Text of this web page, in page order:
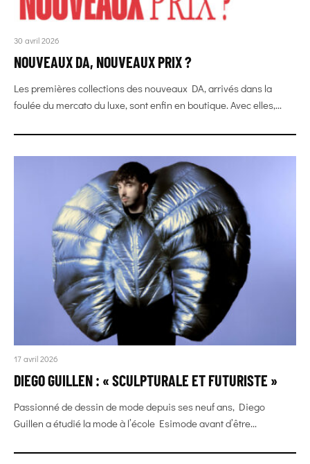
30 avril 2026
NOUVEAUX DA, NOUVEAUX PRIX ?
Les premières collections des nouveaux DA, arrivés dans la
foulée du mercato du luxe, sont enfin en boutique. Avec elles,...
17 avril 2026
DIEGO GUILLEN : « SCULPTURALE ET FUTURISTE »
Passionné de dessin de mode depuis ses neuf ans, Diego
Guillen a étudié la mode à l’école Esimode avant d’être...